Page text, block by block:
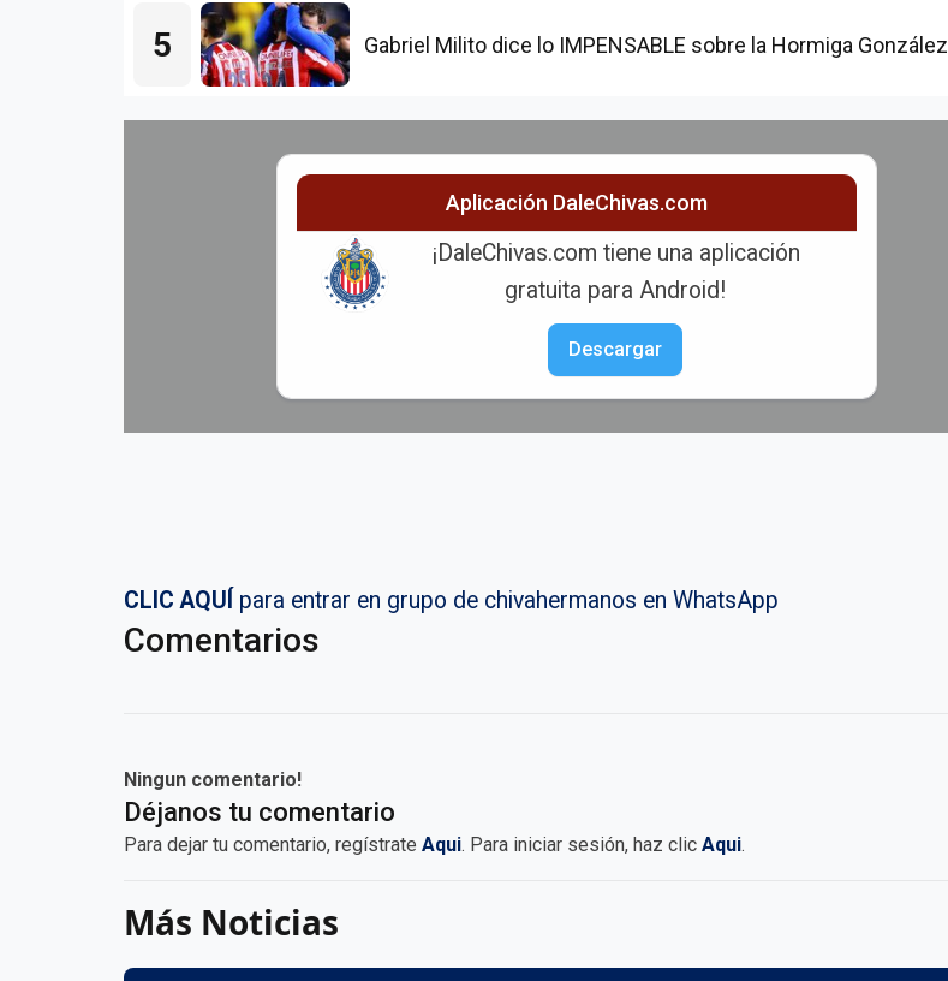
5 Gabriel Milito dice lo IMPENSABLE sobre la Hormiga González
Aplicación DaleChivas.com
¡DaleChivas.com tiene una aplicación
gratuita para Android!
Descargar
CLIC AQUÍ para entrar en grupo de chivahermanos en WhatsApp
Comentarios
Ningun comentario!
Déjanos tu comentario
Para dejar tu comentario, regístrate Aqui. Para iniciar sesión, haz clic Aqui.
Más Noticias